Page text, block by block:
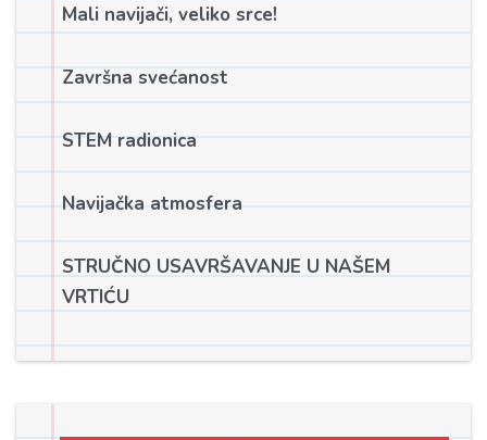
Mali navijači, veliko srce!
Završna svećanost
STEM radionica
Navijačka atmosfera
STRUČNO USAVRŠAVANJE U NAŠEM
VRTIĆU